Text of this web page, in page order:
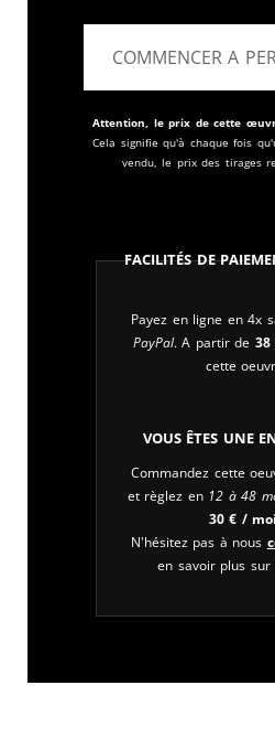
COMMENCER A
Attention, le prix de cette
Cela signifie qu'à chaque fois
vendu, le prix des tirages
Facilités de
Payez en ligne en 4x
PayPal. A partir de 38
cette
Vous êtes une
Commandez cette
et règlez en 12 à 48
30€ /
N'hésitez pas à nous
en savoir plus sur